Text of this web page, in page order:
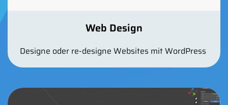
Web Design
Designe oder re-designe Websites mit WordPress